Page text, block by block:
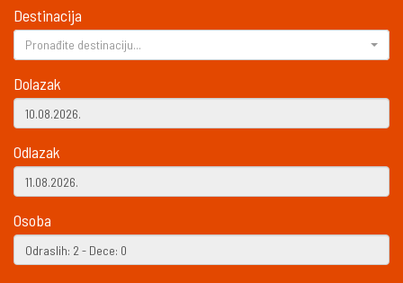
Destinacija
Pronađite destinaciju...
Dolazak
Odlazak
Osoba